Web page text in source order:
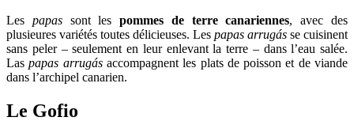
Les papassont les pommes de terre canariennes, avec des
plusieures variétés toutes délicieuses. Les papas arrugás se cuisinent
sans peler – seulement en leur enlevant la terre – dans l’eau salée.
Laspapas arrugásaccompagnent les plats de poisson et de viande
dans l’archipel canarien.
Le Gofio